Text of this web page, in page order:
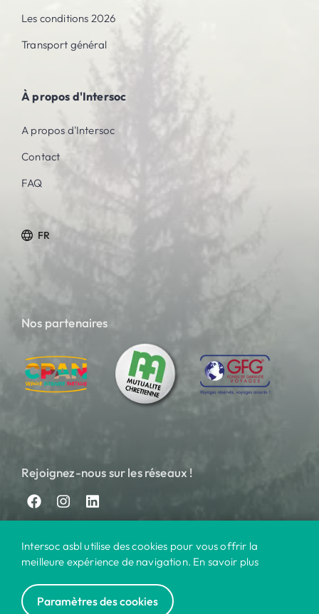
Les conditions 2026
Transport général
À propos d'Intersoc
A propos d'Intersoc
Contact
FAQ
FR
Nos partenaires
Rejoignez-nous sur les réseaux !
© 2024 Intersoc
Intersoc asbl utilise des cookies pour vous offrir la
meilleure expérience de navigation. En savoir plus
Paramètres des cookies